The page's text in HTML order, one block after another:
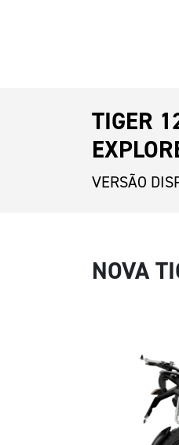
TIGER
VERSÃO
NOVA